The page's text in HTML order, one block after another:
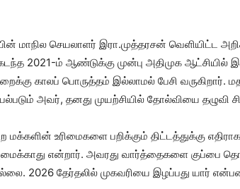
மாநில செய​லா​ளர் இரா.​முத்​தரசன் வெளி​யிட்ட
2021-ம் ஆண்​டுக்கு முன்பு அதி​முக
காலப் பொருத்​தம் இல்​லாமல் பேசி வரு​கிறார்.
அவர், தனது முயற்​சி​யில் தோல்​வியை தழுவி
மக்​களின் உரிமை​களை பறிக்​கும் திட்​டத்​துக்கு
என்​றார். அவரது வார்த்​தைகளை குப்பை
2026 தேர்​தலில் முகவரியை இழப்​பது யார்